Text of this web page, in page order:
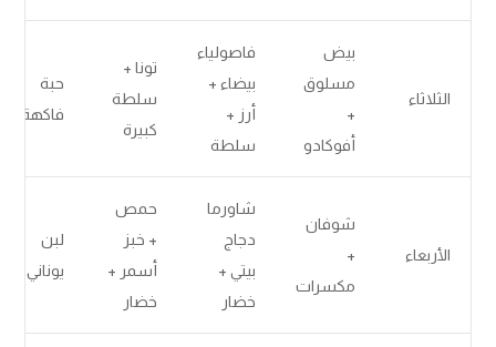
الثلاثاء
بيض
مسلوق
+
أفوكادو
فاصولياء
بيضاء +
أرز +
سلطة
تونا +
سلطة
كبيرة
حبة
فاكهة
الأربعاء
شوفان
+
مكسرات
شاورما
دجاج
بيتي +
خضار
حمص
+ خبز
أسمر +
خضار
لبن
يوناني